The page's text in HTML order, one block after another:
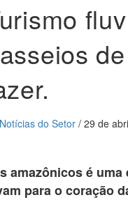
Notícias do Setor / 29 de
amazônicos é
para o coração